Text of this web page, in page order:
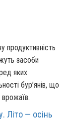
продуктивність
засоби
яких
бур’янів, що